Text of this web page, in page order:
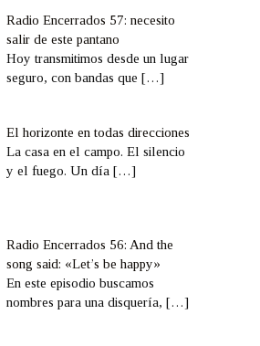
Radio Encerrados 57: necesito
salir de este pantano
Hoy transmitimos desde un lugar
seguro, con bandas que[…]
El horizonte en todas direcciones
La casa en el campo. El silencio
y el fuego. Un día[…]
Radio Encerrados 56: And the
song said: «Let’s be happy»
En este episodio buscamos
nombres para una disquería,[…]